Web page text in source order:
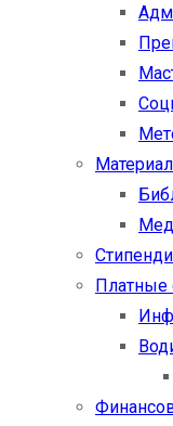
Платные